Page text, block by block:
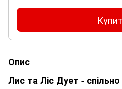
Опис
Лис та Ліс Дует -